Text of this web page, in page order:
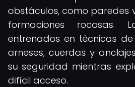
obstáculos, como paredes
formaciones rocosas.
entrenados en técnicas
arneses, cuerdas y
su seguridad mientras
difícil acceso.